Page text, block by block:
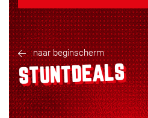
naar beginscherm
STUNTDEALS